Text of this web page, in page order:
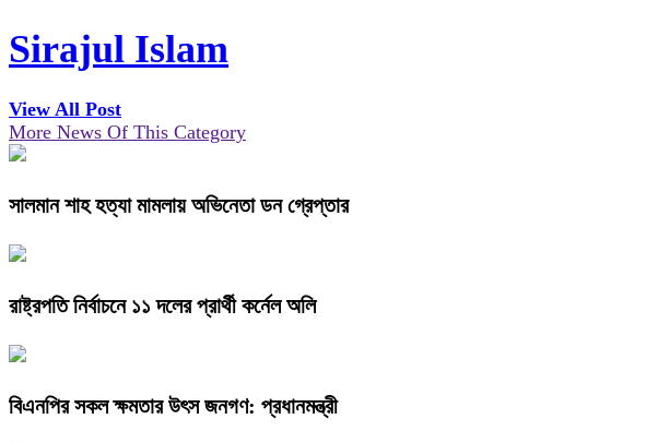
Sirajul Islam
View All Post
More News Of This Category
সালমান শাহ হত্যা মামলায় অভিনেতা ডন গ্রেপ্তার
রাষ্ট্রপতি নির্বাচনে ১১ দলের প্রার্থী কর্নেল অলি
বিএনপির সকল ক্ষমতার উৎস জনগণ: প্রধানমন্ত্রী